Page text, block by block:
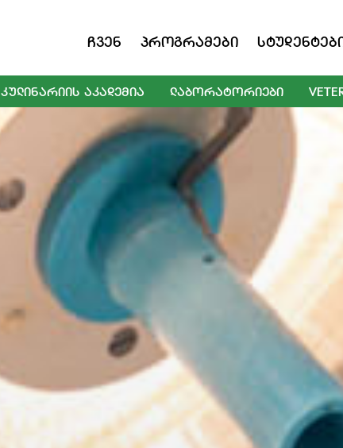
Ჩვენ Პროგრამები
ᲙᲣᲚᲘᲜᲐᲠᲘᲘᲡ ᲐᲙᲐᲓᲔᲛᲘᲐ ᲚᲐᲑᲝᲠᲐᲢᲝᲠᲘᲔᲑᲘ